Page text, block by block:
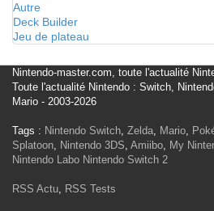
Autre
Deck Builder
Jeu de plateau
Nintendo-master.com, toute l'actualité
Toute l'actualité Nintendo : Switch,
Mario - 2003-2026
Tags : Nintendo Switch, Zelda, Mario,
Splatoon, Nintendo 3DS, Amiibo, My
Nintendo Labo Nintendo Switch 2
RSS Actu, RSS Tests